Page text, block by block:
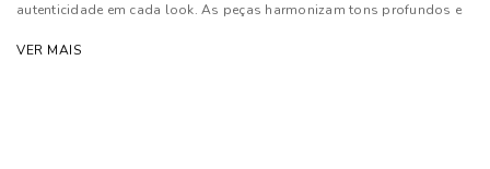
autenticidade em cada look. As peças harmonizam tons profundos e
estratégicas que garantem conforto e elegância.
VER MAIS